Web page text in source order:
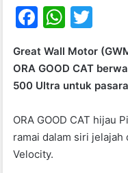
F
c
e
o
o
W
at
s
p
p
itt
er
Great Wall Motor
ORA GOOD CAT
500 Ultra untuk
ORA GOOD CAT hijau
ramai dalam siri
Velocity.